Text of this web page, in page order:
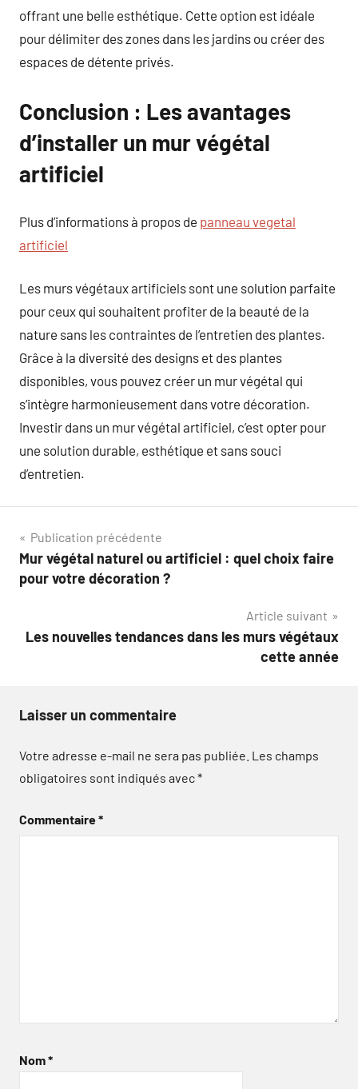
offrant une belle esthétique. Cette option est idéale
pour délimiter des zones dans les jardins ou créer des
espaces de détente privés.
Conclusion : Les avantages
d’installer un mur végétal
artificiel
Plus d’informations à propos de panneau vegetal
artificiel
Les murs végétaux artificiels sont une solution parfaite
pour ceux qui souhaitent profiter de la beauté de la
nature sans les contraintes de l’entretien des plantes.
Grâce à la diversité des designs et des plantes
disponibles, vous pouvez créer un mur végétal qui
s’intègre harmonieusement dans votre décoration.
Investir dans un mur végétal artificiel, c’est opter pour
une solution durable, esthétique et sans souci
d’entretien.
Navigation
de
Publication précédente
Mur végétal naturel ou artificiel : quel choix faire
pour votre décoration ?
Article suivant
Les nouvelles tendances dans les murs végétaux
cette année
Laisser un commentaire
Votre adresse e-mail ne sera pas publiée. Les champs
obligatoires sont indiqués avec*
Commentaire*
Nom*